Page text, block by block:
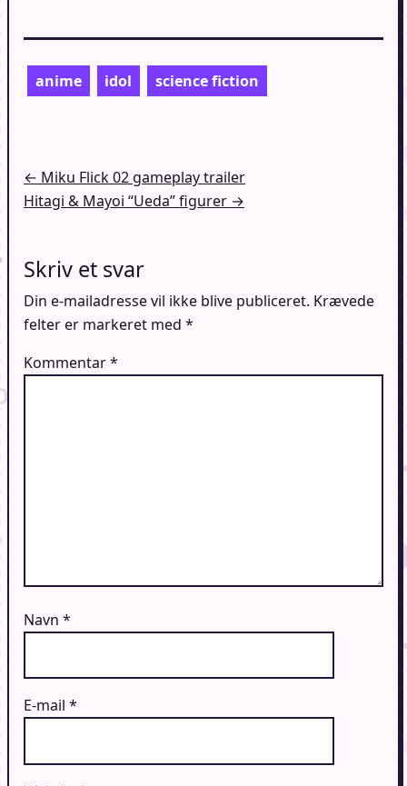
anime idol science fiction
Indlægsnavigation
← Miku Flick 02 gameplay trailer
Hitagi & Mayoi “Ueda” figurer →
Skriv et svar
Din e-mailadresse vil ikke blive publiceret. Krævede
felter er markeret med *
Kommentar*
Navn *
E-mail *